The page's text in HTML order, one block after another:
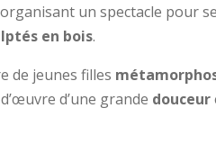
un spectacle pour
en bois.
de jeunes filles
d’une grande douceur